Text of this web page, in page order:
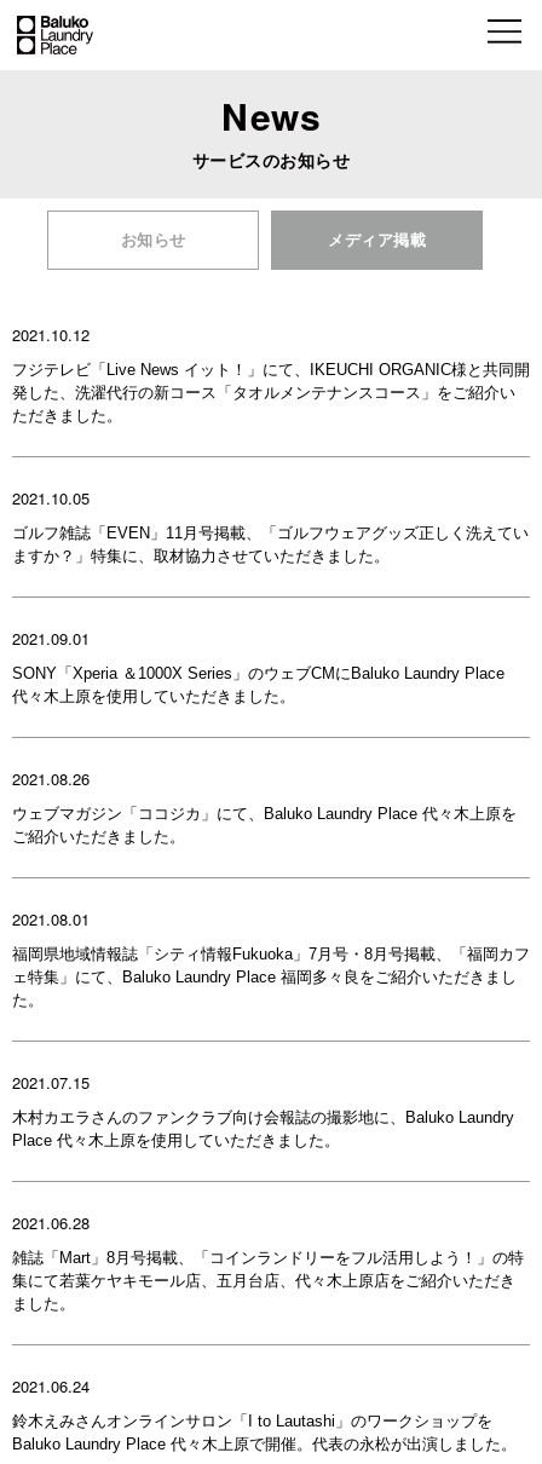
News
サービスのお知らせ
お知らせ メディア掲載
2021.10.12
フジテレビ「Live News イット！」にて、IKEUCHI ORGANIC様と共同開
発した、洗濯代行の新コース「タオルメンテナンスコース」をご紹介い
ただきました。
2021.10.05
ゴルフ雑誌「EVEN」11月号掲載、「ゴルフウェアグッズ正しく洗えてい
ますか？」特集に、取材協力させていただきました。
2021.09.01
SONY「Xperia ＆1000X Series」のウェブCMにBaluko Laundry Place
代々木上原を使用していただきました。
2021.08.26
ウェブマガジン「ココジカ」にて、Baluko Laundry Place 代々木上原を
ご紹介いただきました。
2021.08.01
福岡県地域情報誌「シティ情報Fukuoka」7月号・8月号掲載、「福岡カフ
ェ特集」にて、Baluko Laundry Place 福岡多々良をご紹介いただきまし
た。
2021.07.15
木村カエラさんのファンクラブ向け会報誌の撮影地に、Baluko Laundry
Place 代々木上原を使用していただきました。
2021.06.28
雑誌「Mart」8月号掲載、「コインランドリーをフル活用しよう！」の特
集にて若葉ケヤキモール店、五月台店、代々木上原店をご紹介いただき
ました。
2021.06.24
鈴木えみさんオンラインサロン「I to Lautashi」のワークショップを
Baluko Laundry Place 代々木上原で開催。代表の永松が出演しました。